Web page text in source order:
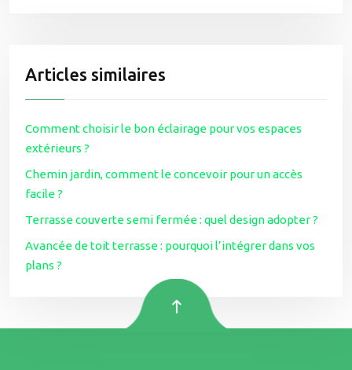
Articles similaires
Comment choisir le bon éclairage pour vos espaces
extérieurs ?
Chemin jardin, comment le concevoir pour un accès
facile ?
Terrasse couverte semi fermée : quel design adopter ?
Avancée de toit terrasse : pourquoi l’intégrer dans vos
plans ?